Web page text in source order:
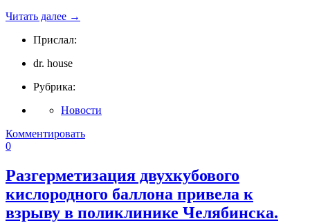
Читать далее →
Прислал:
dr. house
Рубрика:
Новости
Комментировать
0
Разгерметизация двухкубового
кислородного баллона привела к
взрыву в поликлинике Челябинска.